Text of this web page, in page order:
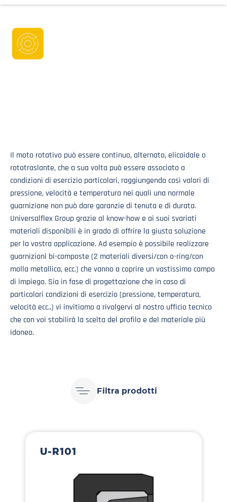
Il moto rotativo può essere continuo, alternato, elicoidale o
rototraslante, che a sua volta può essere associato a
condizioni di esercizio particolari, raggiungendo così valori di
pressione, velocità e temperatura nei quali una normale
guarnizione non può dare garanzie di tenuta e di durata.
Universalflex Group grazie al know-how e ai suoi svariati
materiali disponibili è in grado di offrire la giusta soluzione
per la vostra applicazione. Ad esempio è possibile realizzare
guarnizioni bi-composte (2 materiali diversi/con o-ring/con
molla metallica, ecc.) che vanno a coprire un vastissimo campo
di impiego. Sia in fase di progettazione che in caso di
particolari condizioni di esercizio (pressione, temperatura,
velocità ecc..) vi invitiamo a rivolgervi al nostro ufficio tecnico
che con voi stabilirà la scelta del profilo e del materiale più
idoneo.
Filtra prodotti
U-R101